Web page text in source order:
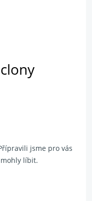
jsme pro vás
líbit.